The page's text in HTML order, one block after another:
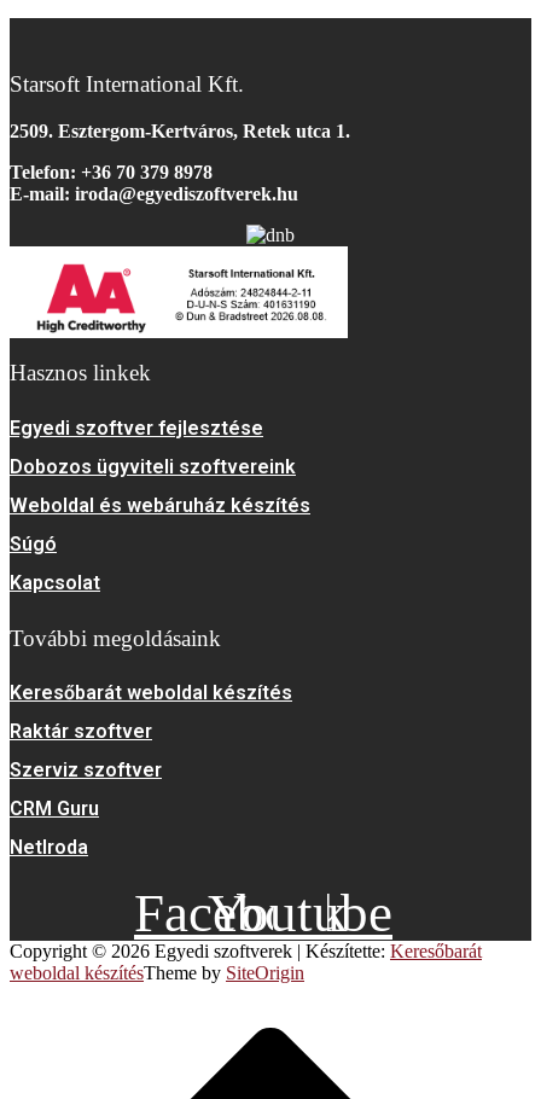
Starsoft International Kft.
2509. Esztergom-Kertváros, Retek utca 1.
Telefon: +36 70 379 8978
E-mail: iroda@egyediszoftverek.hu
Hasznos linkek
Egyedi szoftver fejlesztése
Dobozos ügyviteli szoftvereink
Weboldal és webáruház készítés
Súgó
Kapcsolat
További megoldásaink
Keresőbarát weboldal készítés
Raktár szoftver
Szerviz szoftver
CRM Guru
NetIroda
Facebook
Youtube
Copyright © 2026 Egyedi szoftverek | Készítette: Keresőbarát
weboldal készítésTheme by SiteOrigin